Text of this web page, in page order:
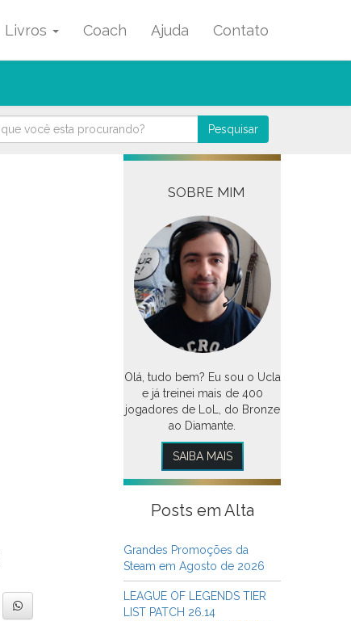
Livros Coach Ajuda Contato
Pesquisar
SOBRE MIM
Olá, tudo bem? Eu sou o Ucla
e já treinei mais de 400
jogadores de LoL, do Bronze
ao Diamante.
SAIBA MAIS
Posts em Alta
Grandes Promoções da
Steam em Agosto de 2026
LEAGUE OF LEGENDS TIER
LIST PATCH 26.14